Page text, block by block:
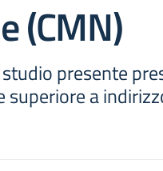
(CMN)
presente
superiore a